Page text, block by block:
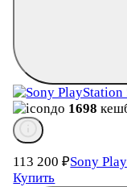
до 1698
113 200₽Sony
Купить